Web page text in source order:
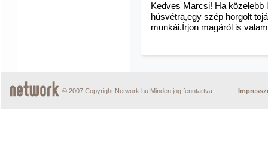
Kedves Marcsi! Ha közelebb
húsvétra,egy szép horgolt
munkái.Írjon magáról is
© 2007 Copyright Network.hu Minden jog fenntartva.